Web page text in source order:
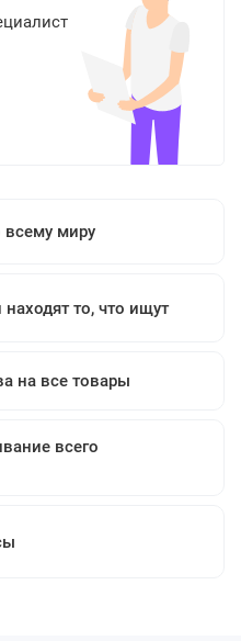
всему миру
то, что ищут
на все товары
всего